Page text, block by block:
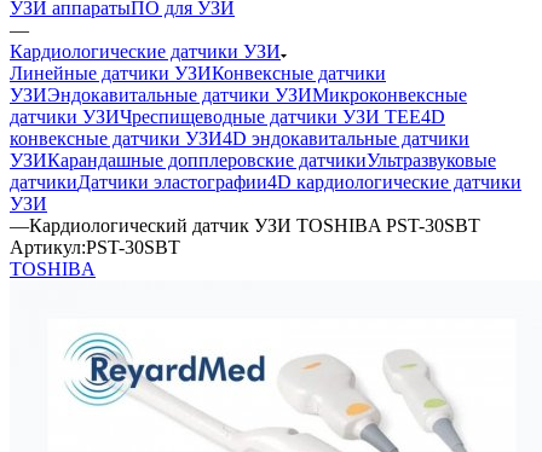
УЗИ аппаратыПО для УЗИ
—
Кардиологические датчики УЗИ
Линейные датчики УЗИКонвексные датчики
УЗИЭндокавитальные датчики УЗИМикроконвексные
датчики УЗИЧреспищеводные датчики УЗИ TEE4D
конвексные датчики УЗИ4D эндокавитальные датчики
УЗИКарандашные допплеровские датчикиУльтразвуковые
датчикиДатчики эластографии4D кардиологические датчики
УЗИ
—Кардиологический датчик УЗИ TOSHIBA PST-30SBT
Артикул:PST-30SBT
TOSHIBA